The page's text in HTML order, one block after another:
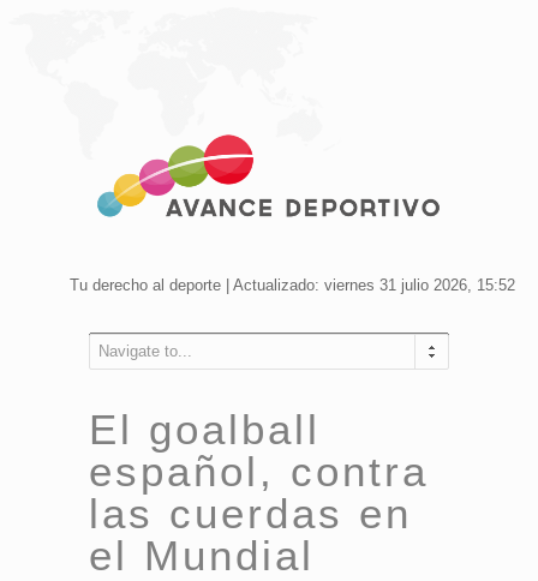
Tu derecho al deporte | Actualizado: viernes 31 julio 2026, 15:52
Navigate to...
El goalball
español, contra
las cuerdas en
el Mundial